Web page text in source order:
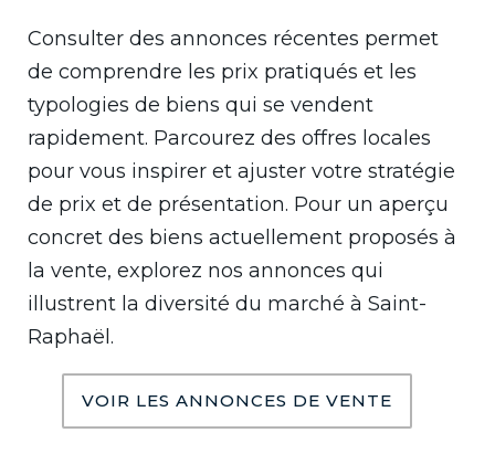
Consulter des annonces récentes permet
de comprendre les prix pratiqués et les
typologies de biens qui se vendent
rapidement. Parcourez des offres locales
pour vous inspirer et ajuster votre stratégie
de prix et de présentation. Pour un aperçu
concret des biens actuellement proposés à
la vente, explorez nos annonces qui
illustrent la diversité du marché à Saint-
Raphaël.
VOIR LES ANNONCES DE VENTE